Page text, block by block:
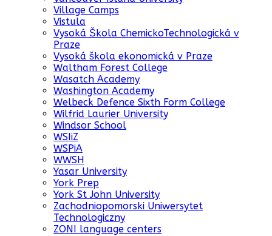
Village Camps
Vistula
Vysoká Škola ChemickoTechnologická v
Praze
Vysoká škola ekonomická v Praze
Waltham Forest College
Wasatch Academy
Washington Academy
Welbeck Defence Sixth Form College
Wilfrid Laurier University
Windsor School
WSIiZ
WSPiA
WWSH
Yasar University
York Prep
York St John University
Zachodniopomorski Uniwersytet
Technologiczny
ZONI language centers